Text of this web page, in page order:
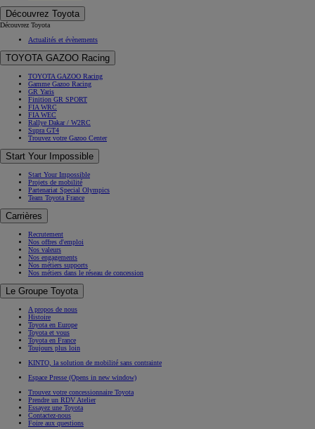
Découvrez Toyota
Découvrez Toyota
Actualités et évènements
TOYOTA GAZOO Racing
TOYOTA GAZOO Racing
Gamme Gazoo Racing
GR Yaris
Finition GR SPORT
FIA WRC
FIA WEC
Rallye Dakar / W2RC
Supra GT4
Trouvez votre Gazoo Center
Start Your Impossible
Start Your Impossible
Projets de mobilité
Partenariat Special Olympics
Team Toyota France
Carrières
Recrutement
Nos offres d'emploi
Nos valeurs
Nos engagements
Nos métiers supports
Nos métiers dans le réseau de concession
Le Groupe Toyota
A propos de nous
Histoire
Toyota en Europe
Toyota et vous
Toyota en France
Toujours plus loin
KINTO, la solution de mobilité sans contrainte
Espace Presse (Opens in new window)
Trouvez votre concessionnaire Toyota
Prendre un RDV Atelier
Essayez une Toyota
Contactez-nous
Foire aux questions